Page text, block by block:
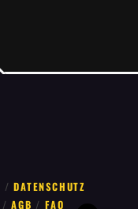
DATENSCHUTZ
AGB FAQ